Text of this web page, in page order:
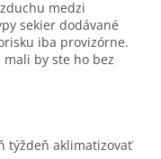
medzi
sekier dodávané
iba provizórne.
by ste ho bez
týždeň aklimatizovať